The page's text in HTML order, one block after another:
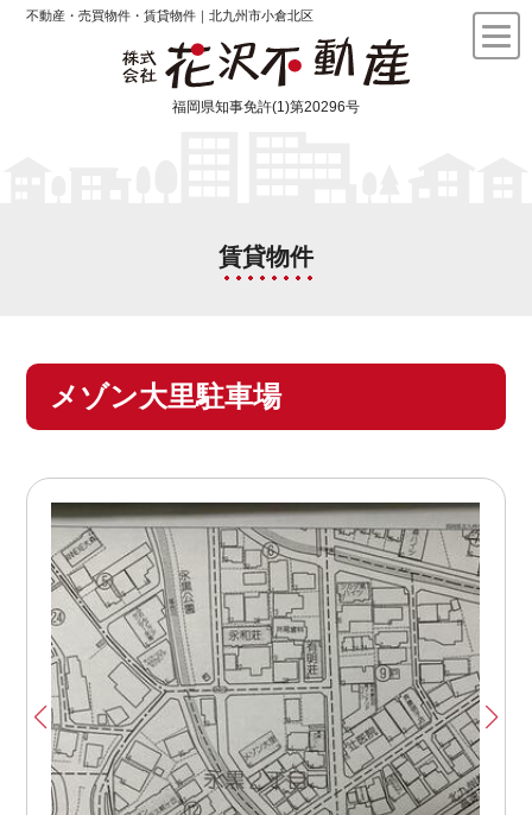
不動産・売買物件・賃貸物件｜北九州市小倉北区
福岡県知事免許(1)第20296号
賃貸物件
メゾン大里駐車場